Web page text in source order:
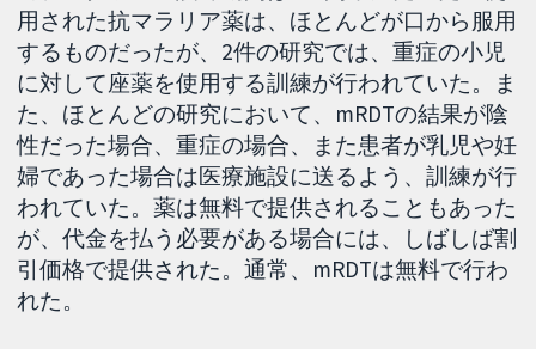
用された抗マラリア薬は、ほとんどが口から服用
するものだったが、2件の研究では、重症の小児
に対して座薬を使用する訓練が行われていた。ま
た、ほとんどの研究において、mRDTの結果が陰
性だった場合、重症の場合、また患者が乳児や妊
婦であった場合は医療施設に送るよう、訓練が行
われていた。薬は無料で提供されることもあった
が、代金を払う必要がある場合には、しばしば割
引価格で提供された。通常、mRDTは無料で行わ
れた。